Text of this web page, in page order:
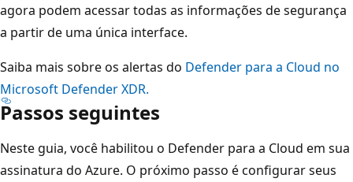
agora podem acessar todas as informações de segurança
a partir de uma única interface.
Saiba mais sobre os alertas do Defender para a Cloud no
Microsoft Defender XDR.
Passos seguintes
Neste guia, você habilitou o Defender para a Cloud em sua
assinatura do Azure. O próximo passo é configurar seus